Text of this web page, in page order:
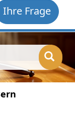
Ihre Frage